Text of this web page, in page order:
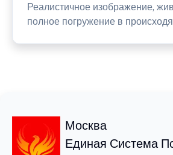
Реалистичное изображение,
полное погружение в
Москва
Единая Система